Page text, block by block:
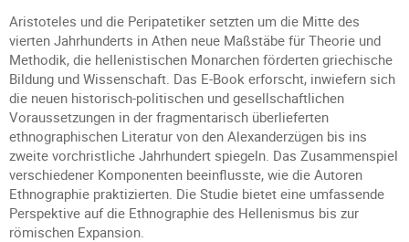
Aristoteles und die Peripatetiker setzten um die Mitte des
vierten Jahrhunderts in Athen neue Maßstäbe für Theorie und
Methodik, die hellenistischen Monarchen förderten griechische
Bildung und Wissenschaft. Das E-Book erforscht, inwiefern sich
die neuen historisch-politischen und gesellschaftlichen
Voraussetzungen in der fragmentarisch überlieferten
ethnographischen Literatur von den Alexanderzügen bis ins
zweite vorchristliche Jahrhundert spiegeln. Das Zusammenspiel
verschiedener Komponenten beeinflusste, wie die Autoren
Ethnographie praktizierten. Die Studie bietet eine umfassende
Perspektive auf die Ethnographie des Hellenismus bis zur
römischen Expansion.